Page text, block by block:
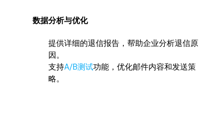
数据分析与优化
提供详细的退信报告，帮助企业分析退信原
因。
支持A/B测试功能，优化邮件内容和发送策
略。